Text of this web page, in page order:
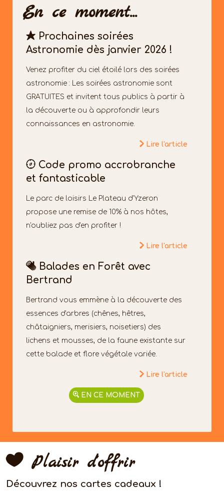
En ce moment...
Prochaines soirées
Astronomie dès janvier 2026 !
Venez profiter du ciel étoilé lors des soirées
astronomie : Les soirées astronomie sont
GRATUITES et invitent tous publics à partir à
la découverte ou à approfondir leurs
connaissances en astronomie.
Lire l'article
Code promo accrobranche
et fantasticable
Le parc de loisirs Le Plateau d'Yzeron
propose une remise de 10% à nos hôtes,
n'oubliez pas d'en profiter !
Lire l'article
Balades en Forêt avec
Bertrand
Bertrand vous emmène à la découverte des
essences d'arbres (chênes, hêtres,
châtaigniers, merisiers, noisetiers) des
lichens et mousses, de la faune existante sur
cette balade et flore végétale variée.
Lire l'article
EN CE MOMENT
Plaisir d'offrir
Découvrez nos cartes cadeaux !